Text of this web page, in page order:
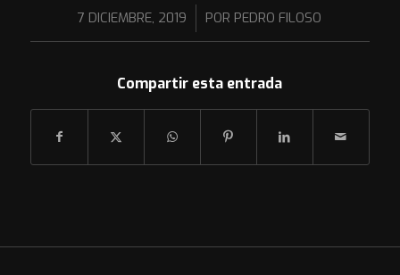
7 DICIEMBRE, 2019
/ POR PEDRO FILOSO
Compartir esta entrada